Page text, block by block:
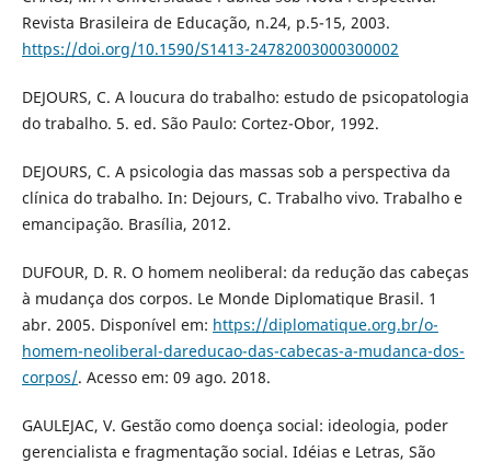
Revista Brasileira de Educação, n.24, p.5-15, 2003.
https://doi.org/10.1590/S1413-24782003000300002
DEJOURS, C. A loucura do trabalho: estudo de psicopatologia
do trabalho. 5. ed. São Paulo: Cortez-Obor, 1992.
DEJOURS, C. A psicologia das massas sob a perspectiva da
clínica do trabalho. In: Dejours, C. Trabalho vivo. Trabalho e
emancipação. Brasília, 2012.
DUFOUR, D. R. O homem neoliberal: da redução das cabeças
à mudança dos corpos. Le Monde Diplomatique Brasil. 1
abr. 2005. Disponível em: https://diplomatique.org.br/o-
homem-neoliberal-dareducao-das-cabecas-a-mudanca-dos-
corpos/. Acesso em: 09 ago. 2018.
GAULEJAC, V. Gestão como doença social: ideologia, poder
gerencialista e fragmentação social. Idéias e Letras, São